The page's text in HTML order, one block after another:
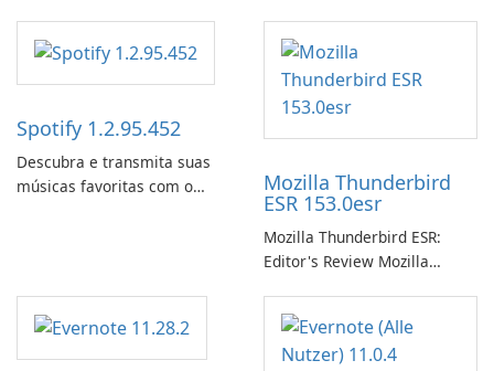
Spotify 1.2.95.452
Descubra e transmita suas
músicas favoritas com o
Mozilla Thunderbird
ESR 153.0esr
Mozilla Thunderbird ESR:
Editor's Review Mozilla
Support Release) is the long-
term support channel of the
Thunderbird desktop email